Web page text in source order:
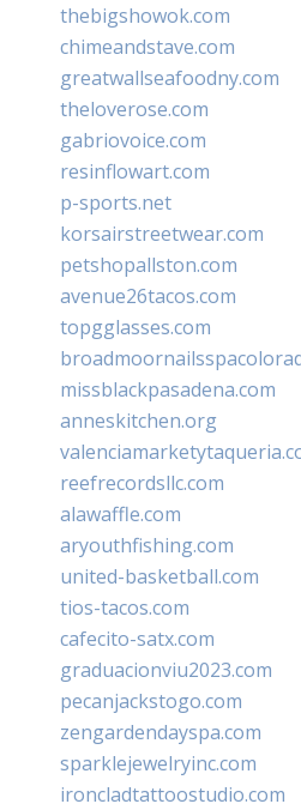
thebigshowok.com
chimeandstave.com
greatwallseafoodny.com
theloverose.com
gabriovoice.com
resinflowart.com
p-sports.net
korsairstreetwear.com
petshopallston.com
avenue26tacos.com
topgglasses.com
missblackpasadena.com
anneskitchen.org
reefrecordsllc.com
alawaffle.com
aryouthfishing.com
united-basketball.com
tios-tacos.com
cafecito-satx.com
graduacionviu2023.com
pecanjackstogo.com
zengardendayspa.com
sparklejewelryinc.com
ironcladtattoostudio.com